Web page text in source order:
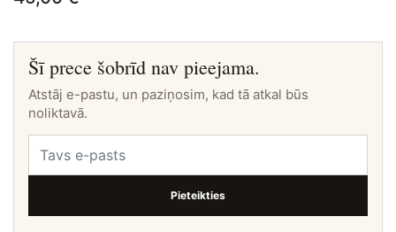
Šī prece šobrīd nav pieejama.
Atstāj e-pastu, un paziņosim, kad tā atkal būs
noliktavā.
Pieteikties